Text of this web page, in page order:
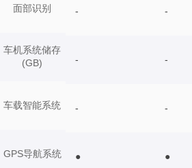
面部识别
车机系统储存
(GB)
车载智能系统
GPS导航系统
- -
- -
- -
● ●